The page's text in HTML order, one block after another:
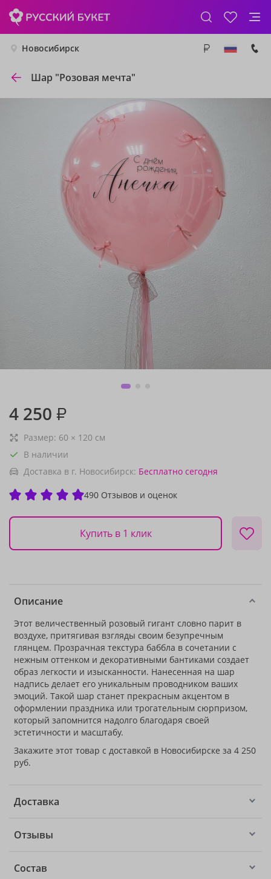
Новосибирск
Шар "Розовая мечта"
4 250 ₽
Размер: 60 × 120 см
В наличии
Доставка в г. Новосибирск: Бесплатно сегодня
490 Отзывов и оценок
Купить в 1 клик
Описание
Этот величественный розовый гигант словно парит в
воздухе, притягивая взгляды своим безупречным
глянцем. Прозрачная текстура баббла в сочетании с
нежным оттенком и декоративными бантиками создает
образ легкости и изысканности. Нанесенная на шар
надпись делает его уникальным проводником ваших
эмоций. Такой шар станет прекрасным акцентом в
оформлении праздника или трогательным сюрпризом,
который запомнится надолго благодаря своей
эстетичности и масштабу.
Закажите этот товар с доставкой в Новосибирске за 4 250
руб.
Доставка
Отзывы
Состав